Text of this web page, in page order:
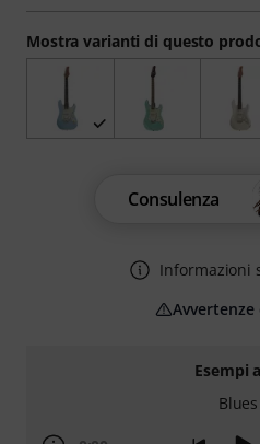
Esempi
Blues
Mostra varianti di questo
Consulenza
Informazioni
Avvertenze